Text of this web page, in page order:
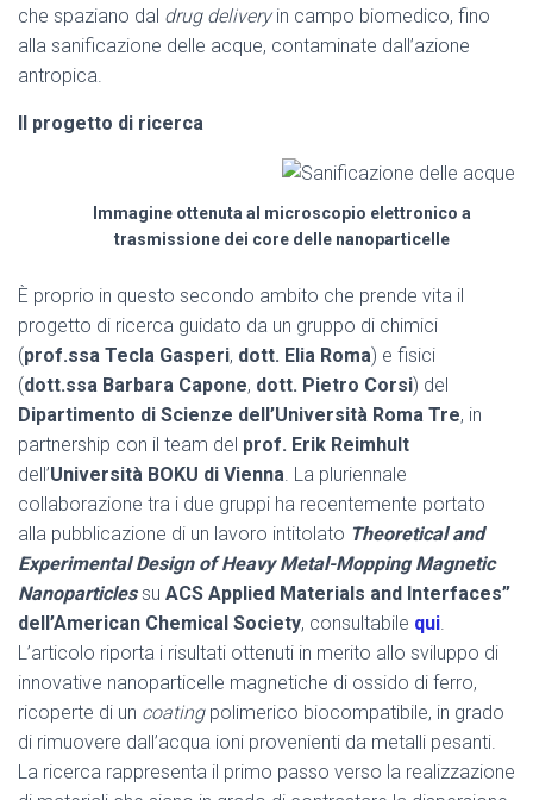
che spaziano dal drug deliveryin campo biomedico, fino
alla sanificazione delle acque, contaminate dall’azione
antropica.
Il progetto di ricerca
Immagine ottenuta al microscopio elettronico a
trasmissione dei core delle nanoparticelle
È proprio in questo secondo ambito che prende vita il
progetto di ricerca guidato da un gruppo di chimici
(prof.ssa Tecla Gasperi, dott. Elia Roma) e fisici
(dott.ssa Barbara Capone, dott. Pietro Corsi) del
Dipartimento di Scienze dell’Università Roma Tre, in
partnership con il team del prof. Erik Reimhult
dell’Università BOKU di Vienna . La pluriennale
collaborazione tra i due gruppi ha recentemente portato
alla pubblicazione di un lavoro intitolato Theoretical and
Experimental Design of Heavy Metal-Mopping Magnetic
Nanoparticlessu ACS Applied Materials and Interfaces”
dell’American Chemical Society, consultabile qui
L’articolo riporta i risultati ottenuti in merito allo sviluppo di
innovative nanoparticelle magnetiche di ossido di ferro,
ricoperte di un coatingpolimerico biocompatibile, in grado
di rimuovere dall’acqua ioni provenienti da metalli pesanti.
La ricerca rappresenta il primo passo verso la realizzazione